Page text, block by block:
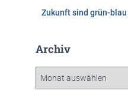
Zukunft sind grün-blau
Archiv